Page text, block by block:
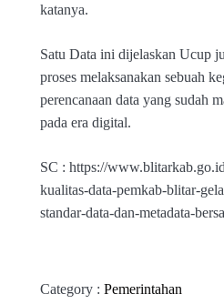
katanya.
Satu Data ini dijelaskan Ucup
proses melaksanakan sebuah
perencanaan data yang sudah
pada era digital.
SC : https://
kualitas-data-pemkab-blitar-
standar-data-dan-metadata-
Category : Pemerintahan